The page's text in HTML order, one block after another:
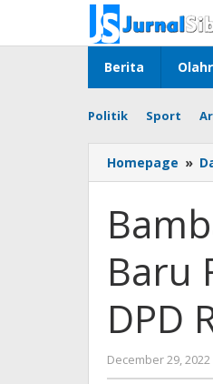
content
Berita
Politik Sport
Homepage »
Baru
DPD
December 29, 2022